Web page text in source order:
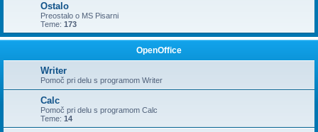
Ostalo
Preostalo o MS Pisarni
Teme: 173
OpenOffice
Writer
Pomoč pri delu s programom Writer
Calc
Pomoč pri delu s programom Calc
Teme: 14